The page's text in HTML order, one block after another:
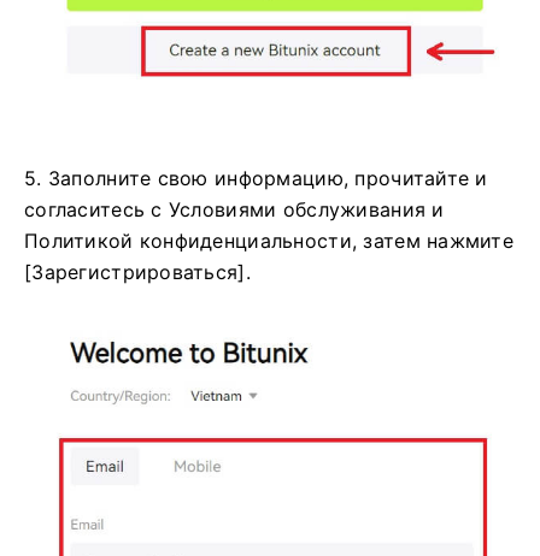
5. Заполните свою информацию, прочитайте и
согласитесь с Условиями обслуживания и
Политикой конфиденциальности, затем нажмите
[Зарегистрироваться].